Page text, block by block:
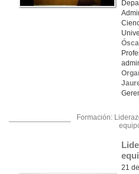
Formación:
21